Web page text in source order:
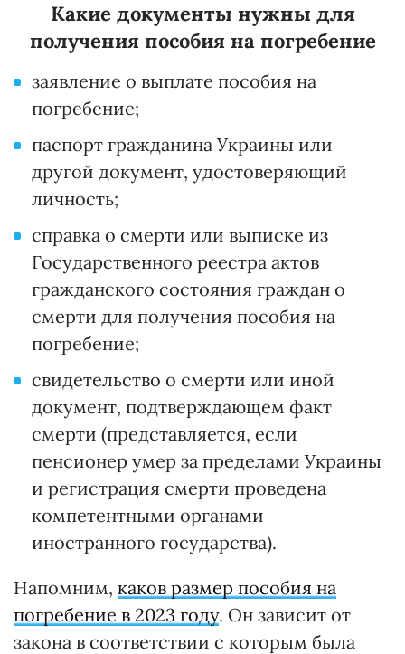
Какие документы нужны для
получения пособия на погребение
заявление о выплате пособия на
погребение;
паспорт гражданина Украины или
другой документ, удостоверяющий
личность;
справка о смерти или выписке из
Государственного реестра актов
гражданского состояния граждан о
смерти для получения пособия на
погребение;
свидетельство о смерти или иной
документ, подтверждающем факт
смерти (представляется, если
пенсионер умер за пределами Украины
и регистрация смерти проведена
компетентными органами
иностранного государства).
Напомним, каков размер пособия на
погребение в 2023 году. Он зависит от
закона в соответствии с которым была